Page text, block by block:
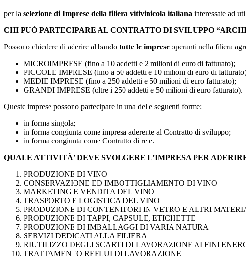
per la selezione di Imprese della filiera vitivinicola italiana interessate ad
CHI PUÒ PARTECIPARE AL CONTRATTO DI SVILUPPO
Possono chiedere di aderire al bando tutte le imprese operanti nella filiera
MICROIMPRESE (fino a 10 addetti e 2 milioni di euro di fatturato);
PICCOLE IMPRESE (fino a 50 addetti e 10 milioni di euro di
MEDIE IMPRESE (fino a 250 addetti e 50 milioni di euro fatturato);
GRANDI IMPRESE (oltre i 250 addetti e 50 milioni di euro fatturato).
Queste imprese possono partecipare in una delle seguenti forme:
in forma singola;
in forma congiunta come impresa aderente al Contratto di sviluppo;
in forma congiunta come Contratto di rete.
QUALE ATTIVITÀ’ DEVE SVOLGERE L’IMPRESA PER
PRODUZIONE DI VINO
CONSERVAZIONE ED IMBOTTIGLIAMENTO DI VINO
MARKETING E VENDITA DEL VINO
TRASPORTO E LOGISTICA DEL VINO
PRODUZIONE DI CONTENITORI IN VETRO E ALTRI
PRODUZIONE DI TAPPI, CAPSULE, ETICHETTE
PRODUZIONE DI IMBALLAGGI DI VARIA NATURA
SERVIZI DEDICATI ALLA FILIERA
RIUTILIZZO DEGLI SCARTI DI LAVORAZIONE AI FINI
TRATTAMENTO REFLUI DI LAVORAZIONE